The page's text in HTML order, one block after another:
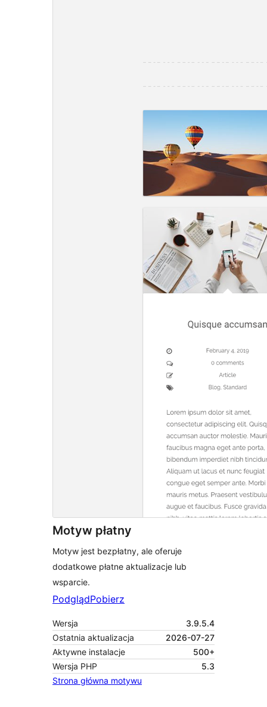
Motyw płatny
Motyw jest bezpłatny, ale oferuje
dodatkowe płatne aktualizacje lub
wsparcie.
PodglądPobierz
Wersja
3.9.5.4
Ostatnia aktualizacja
2026-07-27
Aktywne instalacje
500+
Wersja PHP
5.3
Strona główna motywu